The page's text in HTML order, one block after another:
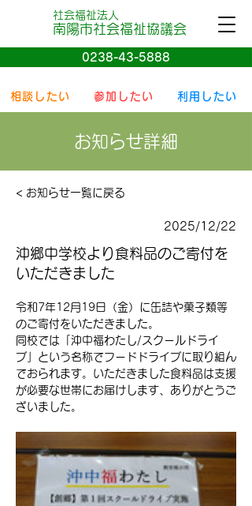
社会福祉法人
南陽市社会福祉協議会
0238-43-5888
参加したい 利用したい
相談したい
お知らせ詳細
< お知らせ一覧に戻る
2025/12/22
沖郷中学校より食料品のご寄付を
いただきました
令和7年12月19日（金）に缶詰や菓子類等
のご寄付をいただきました。
同校では「沖中福わたし/スクールドライ
ブ」という名称でフードドライブに取り組ん
でおられます。いただきました食料品は支援
が必要な世帯にお届けします、ありがとうご
ざいました。